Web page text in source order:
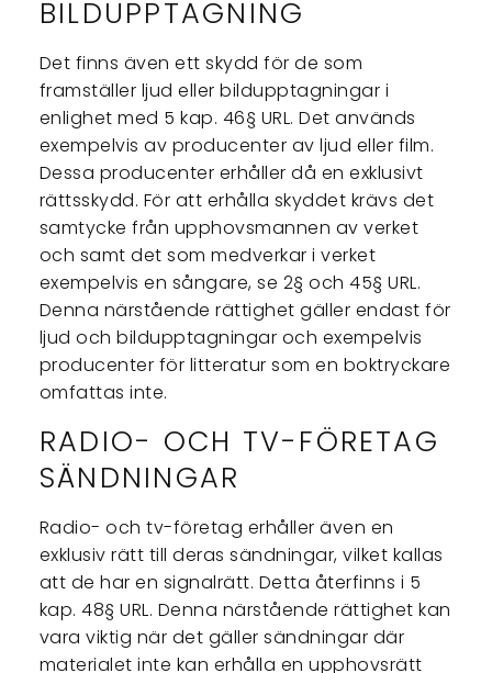
BILDUPPTAGNING
Det finns även ett skydd för de som
framställer ljud eller bildupptagningar i
enlighet med 5 kap. 46§ URL. Det används
exempelvis av producenter av ljud eller film.
Dessa producenter erhåller då en exklusivt
rättsskydd. För att erhålla skyddet krävs det
samtycke från upphovsmannen av verket
och samt det som medverkar i verket
exempelvis en sångare, se 2§ och 45§ URL.
Denna närstående rättighet gäller endast för
ljud och bildupptagningar och exempelvis
producenter för litteratur som en boktryckare
omfattas inte.
RADIO- OCH TV-FÖRETAG
SÄNDNINGAR
Radio- och tv-företag erhåller även en
exklusiv rätt till deras sändningar, vilket kallas
att de har en signalrätt. Detta återfinns i 5
kap. 48§ URL. Denna närstående rättighet kan
vara viktig när det gäller sändningar där
materialet inte kan erhålla en upphovsrätt